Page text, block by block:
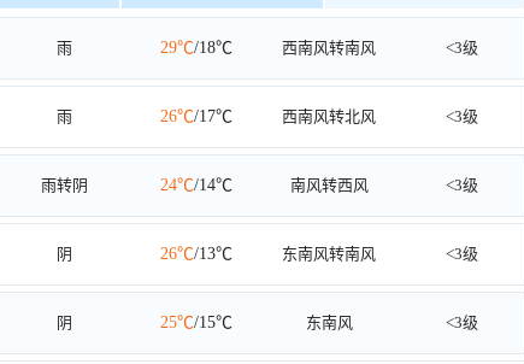
雨 29℃/18℃ 西南风转南风 <3级
雨 26℃/17℃ 西南风转北风 <3级
雨转阴 24℃/14℃ 南风转西风 <3级
阴 26℃/13℃ 东南风转南风 <3级
阴 25℃/15℃ 东南风 <3级